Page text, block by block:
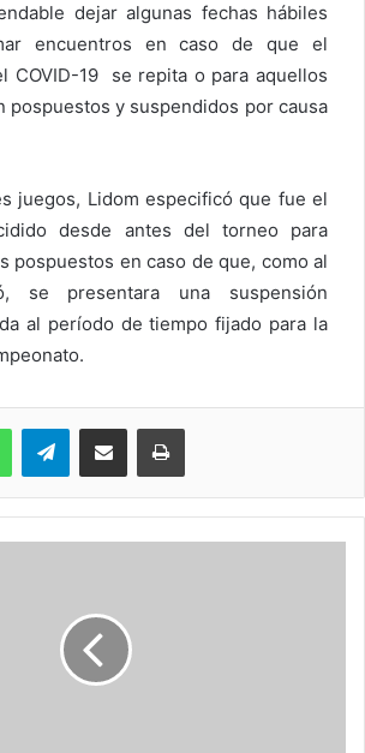
dejar algunas fechas hábiles
encuentros en caso de que el
COVID-19 se repita o para aquellos
pospuestos y suspendidos por causa
juegos, Lidom especificó que fue el
desde antes del torneo para
pospuestos en caso de que, como al
se presentara una suspensión
al período de tiempo fijado para la
WhatsAppTelegramCompartir via Email Imprimi